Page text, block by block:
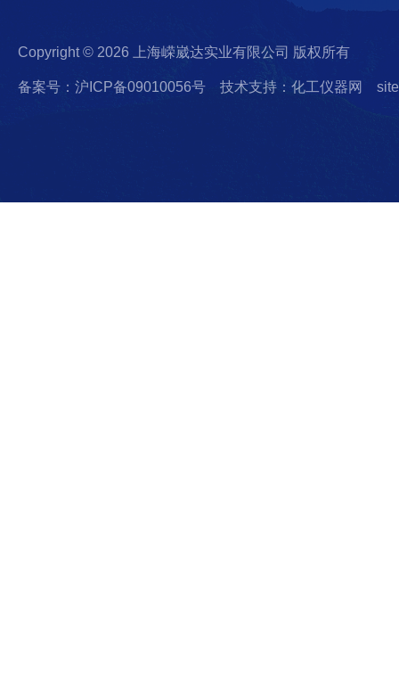
Copyright © 2026 上海嵘崴达实业有限公司 版权所有
备案号：沪ICP备09010056号 技术支持：化工仪器网